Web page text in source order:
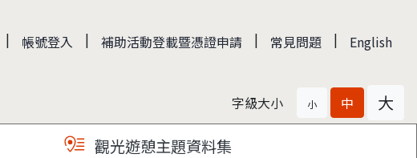
| 帳號登入 | 補助活動登載暨憑證申請 | 常見問題 | English
字級大小 小 中 大
觀光遊憩主題資料集